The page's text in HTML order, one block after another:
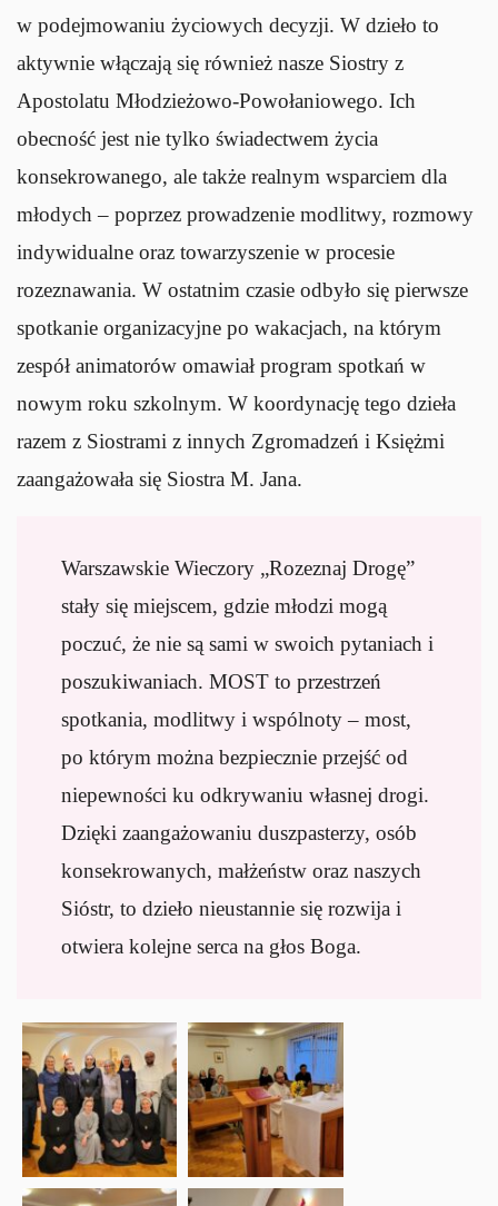
w podejmowaniu życiowych decyzji. W dzieło to
aktywnie włączają się również nasze Siostry z
Apostolatu Młodzieżowo-Powołaniowego. Ich
obecność jest nie tylko świadectwem życia
konsekrowanego, ale także realnym wsparciem dla
młodych – poprzez prowadzenie modlitwy, rozmowy
indywidualne oraz towarzyszenie w procesie
rozeznawania. W ostatnim czasie odbyło się pierwsze
spotkanie organizacyjne po wakacjach, na którym
zespół animatorów omawiał program spotkań w
nowym roku szkolnym. W koordynację tego dzieła
razem z Siostrami z innych Zgromadzeń i Księżmi
zaangażowała się Siostra M. Jana.
Warszawskie Wieczory „Rozeznaj Drogę”
stały się miejscem, gdzie młodzi mogą
poczuć, że nie są sami w swoich pytaniach i
poszukiwaniach. MOST to przestrzeń
spotkania, modlitwy i wspólnoty – most,
po którym można bezpiecznie przejść od
niepewności ku odkrywaniu własnej drogi.
Dzięki zaangażowaniu duszpasterzy, osób
konsekrowanych, małżeństw oraz naszych
Sióstr, to dzieło nieustannie się rozwija i
otwiera kolejne serca na głos Boga.